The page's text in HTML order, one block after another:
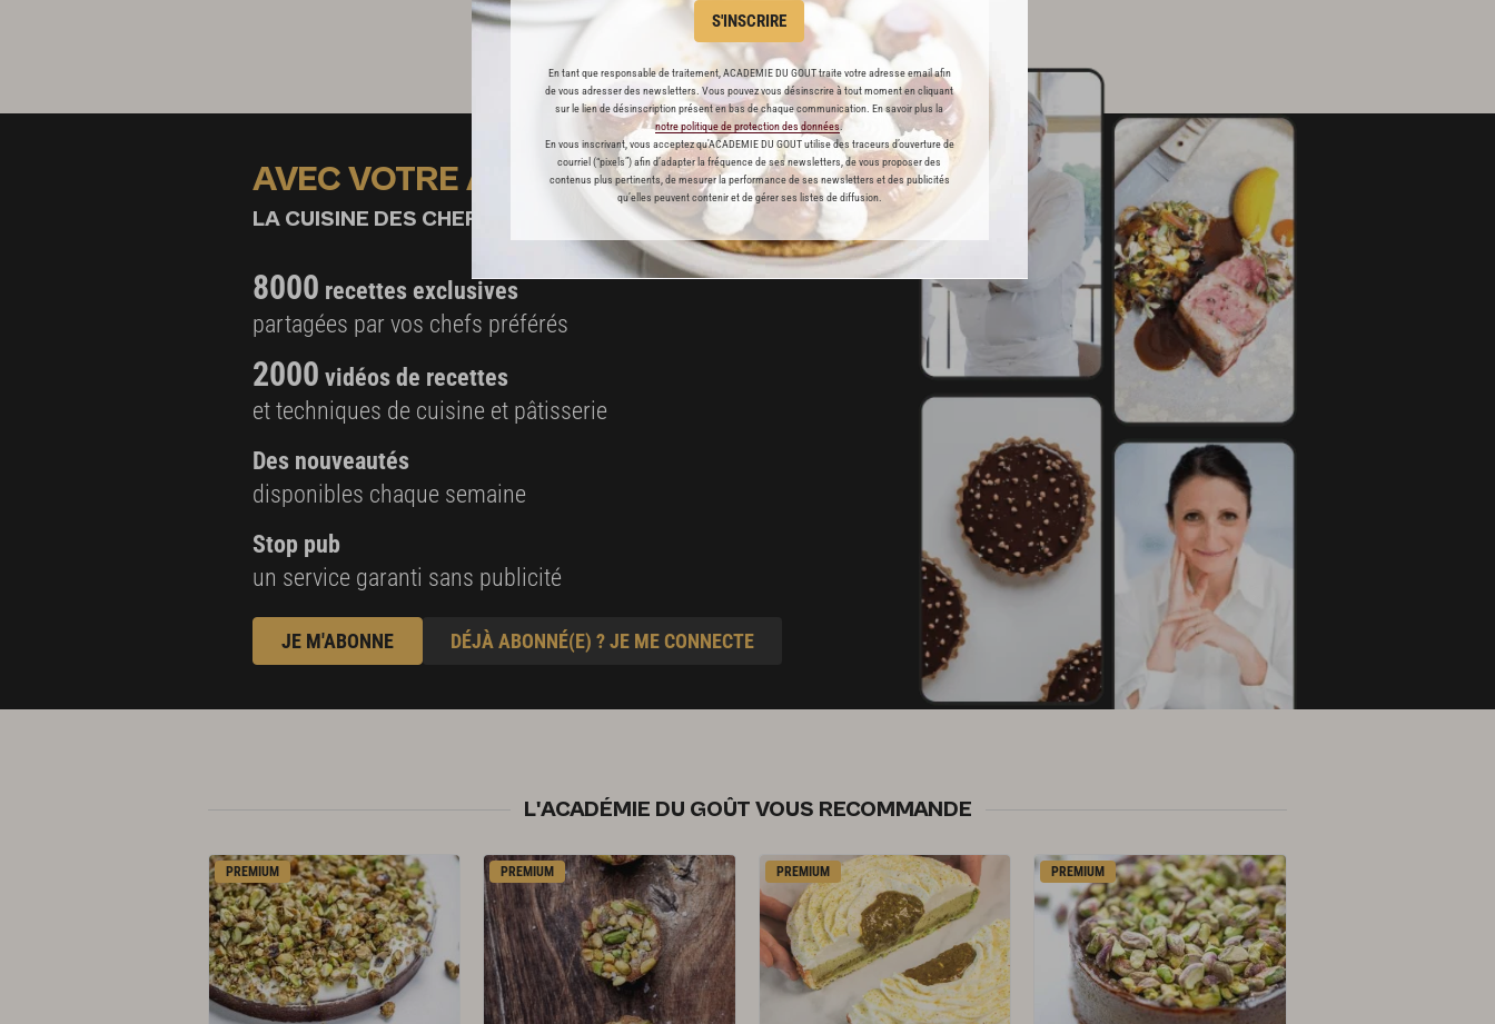
S'INSCRIRE
En tant que responsable de traitement, ACADEMIE DU GOUT traite votre adresse email afin
de vous adresser des newsletters. Vous pouvez vous désinscrire à tout moment en cliquant
sur le lien de désinscription présent en bas de chaque communication. En savoir plus la
notre politique de protection des données.
En vous inscrivant, vous acceptez qu'ACADEMIE DU GOUT utilise des traceurs d’ouverture de
courriel (“pixels”) afin d’adapter la fréquence de ses newsletters, de vous proposer des
contenus plus pertinents, de mesurer la performance de ses newsletters et des publicités
qu’elles peuvent contenir et de gérer ses listes de diffusion.
4 g de pectine NH
Quelques griottes surgelées
4 pincées de pistaches caramélisées (voir p. 138)
Cette recette est réservée aux abonnés Premium
AVEC VOTRE ABONNEMENT PREMIUM
LA CUISINE DES CHEFS, ENFIN ACCESSIBLE !
8000 recettes exclusives
partagées par vos chefs préférés
2000 vidéos de recettes
et techniques de cuisine et pâtisserie
Des nouveautés
disponibles chaque semaine
Stop pub
un service garanti sans publicité
JE M'ABONNE DÉJÀ ABONNÉ(E) ? JE ME CONNECTE
L'ACADÉMIE DU GOÛT VOUS RECOMMANDE
PREMIUM PREMIUM PREMIUM PREMIUM